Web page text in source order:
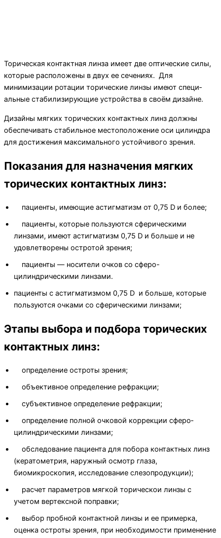
Торическая контактная линза имеет две оптические силы,
которые расположены в двух ее сечениях. Для
минимизации ротации торические линзы имеют специ­
альные стабилизирующие устройства в своём дизайне.
Дизайны мягких торических контактных линз должны
обеспечивать стабильное местоположение оси цилиндра
для достижения максимального устойчивого зрения.
Показания для назначения мягких
торических контактных линз:
пациенты, имеющие астигматизм от 0,75 D и более;
пациенты, которые пользуются сферическими
линзами, имеют астигматизм 0,75 D и больше и не
удовлетворены остротой зрения;
пациенты — носители очков со сферо-
цилиндрическими линзами.
пациенты с астигматизмом 0,75 D и больше, которые
пользуются очками со сферическими линзами;
Этапы выбора и подбора торических
контактных линз:
определение остроты зрения;
объективное определение рефракции;
субъективное определение рефракции;
определение полной очковой коррекции сферо­
цилиндрическими линзами;
обследование пациента для побора контактных линз
(кератометрия, наружный осмотр глаза,
биомикроскопия, иссле­дование слезопродукции);
расчет параметров мягкой торическои линзы с
учетом вертексной поправки;
выбор пробной контактной линзы и ее примерка,
оценка остроты зрения, при необходимости применение